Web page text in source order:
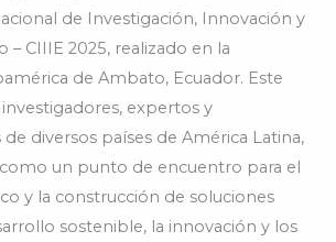
de Investigación, Innovación y
CIIIE 2025, realizado en la
de Ambato, Ecuador. Este
expertos y
diversos países de América Latina,
un punto de encuentro para el
y la construcción de soluciones
sostenible, la innovación y los